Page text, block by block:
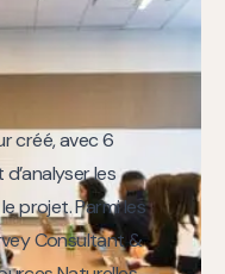
créé, avec 6
les
projet. Parmi les
Consultant &